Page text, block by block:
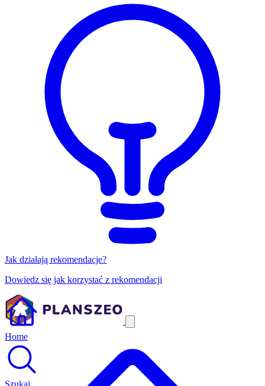
Jak działają rekomendacje?
Dowiedz się jak korzystać z rekomendacji
Home
Szukaj